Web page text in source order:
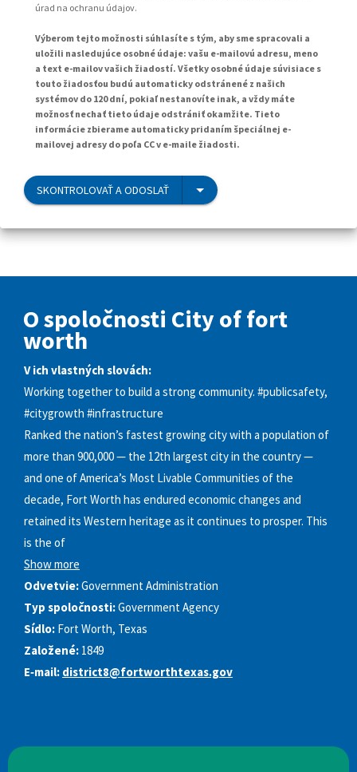
úrad na ochranu údajov.
Výberom tejto možnosti súhlasíte s tým, aby sme spracovali a
uložili nasledujúce osobné údaje: vašu e-mailovú adresu, meno
a text e-mailov vašich žiadostí. Všetky osobné údaje súvisiace s
touto žiadosťou budú automaticky odstránené z našich
systémov do 120 dní, pokiaľ nestanovíte inak, a vždy máte
možnosť nechať tieto údaje odstrániť okamžite. Tieto
informácie zbierame automaticky pridaním špeciálnej e-
mailovej adresy do poľa CC v e-maile žiadosti.
SKONTROLOVAŤ A ODOSLAŤ
O spoločnosti City of fort
worth
V ich vlastných slovách:
Working together to build a strong community. #publicsafety,
#citygrowth #infrastructure
Ranked the nation’s fastest growing city with a population of
more than 900,000 — the 12th largest city in the country —
and one of America’s Most Livable Communities of the
decade, Fort Worth has endured economic changes and
retained its Western heritage as it continues to prosper. This
is the of
Show more
Odvetvie:Government Administration
Typ spoločnosti:Government Agency
Sídlo: Fort Worth, Texas
Založené: 1849
E‑mail: district8@fortworthtexas.gov